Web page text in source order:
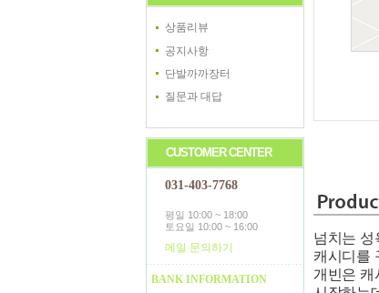
상품리뷰
공지사항
단발까까장터
질문과 대답
CUSTOMER CENTER
031-403-7768
평일 10:00 ~ 18:00
토요일 10:00 ~ 16:00
메일 문의하기
BANK INFORMATION
넘치는 성
캐시디를
개빈은 캐